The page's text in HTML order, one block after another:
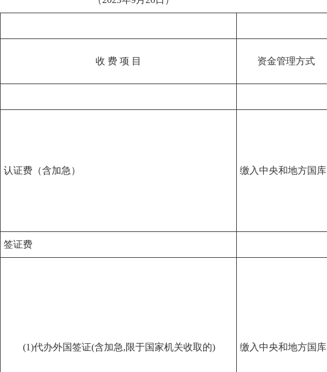
收 费 项 目 资金管理方式
认证费（含加急） 缴入中央和地方国库
签证费
(1)代办外国签证(含加急,限于国家机关收取的) 缴入中央和地方国库